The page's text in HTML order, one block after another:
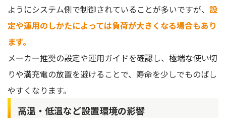
ようにシステム側で制御されていることが多いですが、 設
定や運用のしかたによっては負荷が大きくなる場合もあり
ます。
メーカー推奨の設定や運用ガイドを確認し、極端な使い切
りや満充電の放置を避けることで、寿命を少しでものばし
やすくなります。
高温・低温など設置環境の影響